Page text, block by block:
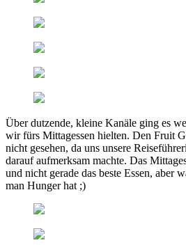
Über dutzende, kleine Kanäle ging es
wir fürs Mittagessen hielten. Den Fruit
nicht gesehen, da uns unsere
darauf aufmerksam machte. Das
und nicht gerade das beste Essen, aber
man Hunger hat ;)